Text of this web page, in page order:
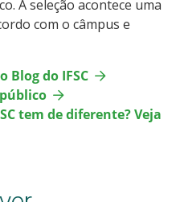
A seleção acontece uma
com o câmpus e
Blog do IFSC
tem de diferente? Veja